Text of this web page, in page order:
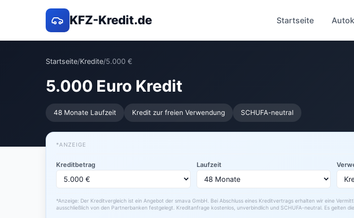
KFZ-Kredit.de Startseite
Startseite/Kredite/5.000 €
5.000 Euro Kredit
48 Monate Laufzeit Kredit zur freien Verwendung SCHUFA-neutral
*ANZEIGE
Kreditbetrag Laufzeit
*Anzeige: Der Kreditvergleich ist ein Angebot der smava GmbH. Bei Abschluss eines Kreditvertrags erhalten wir eine
ausschließlich von den Partnerbanken festgelegt. Kreditanfrage kostenlos, unverbindlich und SCHUFA-neutral. Es gelten die